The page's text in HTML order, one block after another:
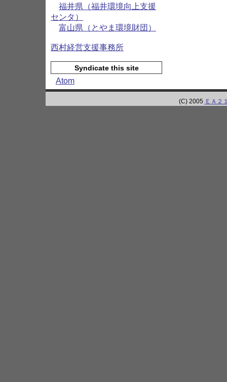
福井県（福井環境向上支援
センタ）
富山県（とやま環境財団）
西村経営支援事務所
Syndicate this site
Atom
(C) 2005 ＥＡ２